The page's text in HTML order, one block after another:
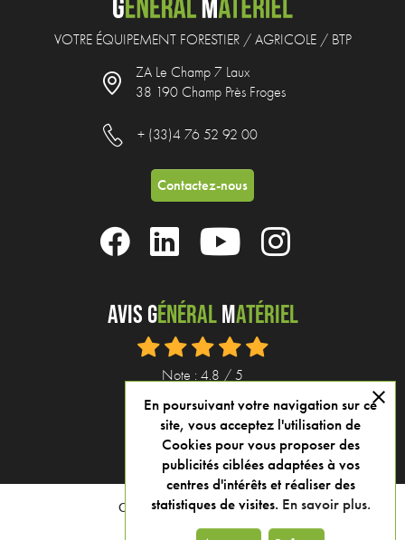
VOTRE ÉQUIPEMENT FORESTIER / AGRICOLE / BTP
ZA Le Champ 7 Laux
38 190 Champ Près Froges
+ (33)4 76 52 92 00
Contactez-nous
Avis GénéralMatériel
Note : 4.8 / 5
Voir tous nos avis
Copyright General materiel 2025
Mentions légales
En poursuivant votre navigation sur ce
site, vous acceptez l'utilisation de
Cookies pour vous proposer des
publicités ciblées adaptées à vos
centres d'intérêts et réaliser des
statistiques de visites. En savoir plus.
close